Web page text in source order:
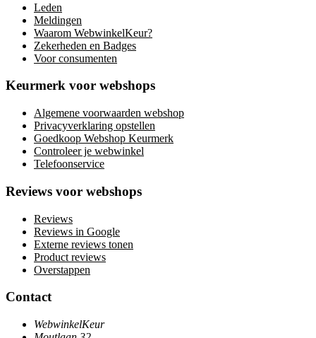
Leden
Meldingen
Waarom WebwinkelKeur?
Zekerheden en Badges
Voor consumenten
Keurmerk voor webshops
Algemene voorwaarden webshop
Privacyverklaring opstellen
Goedkoop Webshop Keurmerk
Controleer je webwinkel
Telefoonservice
Reviews voor webshops
Reviews
Reviews in Google
Externe reviews tonen
Product reviews
Overstappen
Contact
WebwinkelKeur